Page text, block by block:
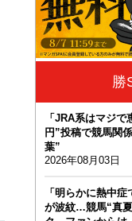
勝
「JRA系はマジ
円”投稿で競馬関
葉”
2026年08月03日
「明らかに熱中
が波紋…競馬“真